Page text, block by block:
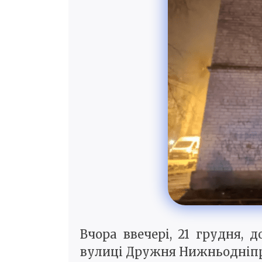
Вчора ввечері, 21
вулиці Дружня